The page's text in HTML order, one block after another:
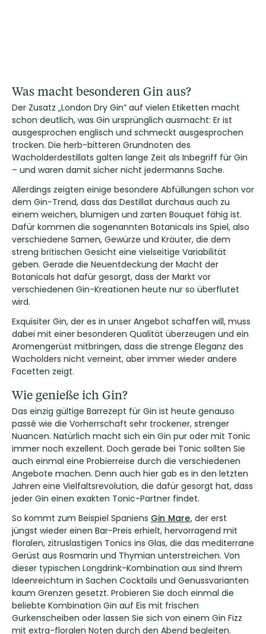
Was macht besonderen Gin aus?
Der Zusatz „London Dry Gin” auf vielen Etiketten macht
schon deutlich, was Gin ursprünglich ausmacht: Er ist
ausgesprochen englisch und schmeckt ausgesprochen
trocken. Die herb-bitteren Grundnoten des
Wacholderdestillats galten lange Zeit als Inbegriff für Gin
– und waren damit sicher nicht jedermanns Sache.
Allerdings zeigten einige besondere Abfüllungen schon vor
dem Gin-Trend, dass das Destillat durchaus auch zu
einem weichen, blumigen und zarten Bouquet fähig ist.
Dafür kommen die sogenannten Botanicals ins Spiel, also
verschiedene Samen, Gewürze und Kräuter, die dem
streng britischen Gesicht eine vielseitige Variabilität
geben. Gerade die Neuentdeckung der Macht der
Botanicals hat dafür gesorgt, dass der Markt vor
verschiedenen Gin-Kreationen heute nur so überflutet
wird.
Exquisiter Gin, der es in unser Angebot schaffen will, muss
dabei mit einer besonderen Qualität überzeugen und ein
Aromengerüst mitbringen, dass die strenge Eleganz des
Wacholders nicht verneint, aber immer wieder andere
Facetten zeigt.
Wie genieße ich Gin?
Das einzig gültige Barrezept für Gin ist heute genauso
passé wie die Vorherrschaft sehr trockener, strenger
Nuancen. Natürlich macht sich ein Gin pur oder mit Tonic
immer noch exzellent. Doch gerade bei Tonic sollten Sie
auch einmal eine Probierreise durch die verschiedenen
Angebote machen. Denn auch hier gab es in den letzten
Jahren eine Vielfaltsrevolution, die dafür gesorgt hat, dass
jeder Gin einen exakten Tonic-Partner findet.
So kommt zum Beispiel Spaniens Gin Mare, der erst
jüngst wieder einen Bar-Preis erhielt, hervorragend mit
floralen, zitruslastigen Tonics ins Glas, die das mediterrane
Gerüst aus Rosmarin und Thymian unterstreichen. Von
dieser typischen Longdrink-Kombination aus sind Ihrem
Ideenreichtum in Sachen Cocktails und Genussvarianten
kaum Grenzen gesetzt. Probieren Sie doch einmal die
beliebte Kombination Gin auf Eis mit frischen
Gurkenscheiben oder lassen Sie sich von einem Gin Fizz
mit extra-floralen Noten durch den Abend begleiten.